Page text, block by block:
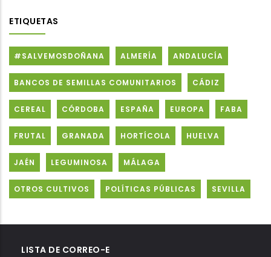
ETIQUETAS
#SALVEMOSDOÑANA ALMERÍA ANDALUCÍA
BANCOS DE SEMILLAS COMUNITARIOS CÁDIZ
CEREAL CÓRDOBA ESPAÑA EUROPA FABA
FRUTAL GRANADA HORTÍCOLA HUELVA
JAÉN LEGUMINOSA MÁLAGA
OTROS CULTIVOS POLÍTICAS PÚBLICAS SEVILLA
LISTA DE CORREO-E